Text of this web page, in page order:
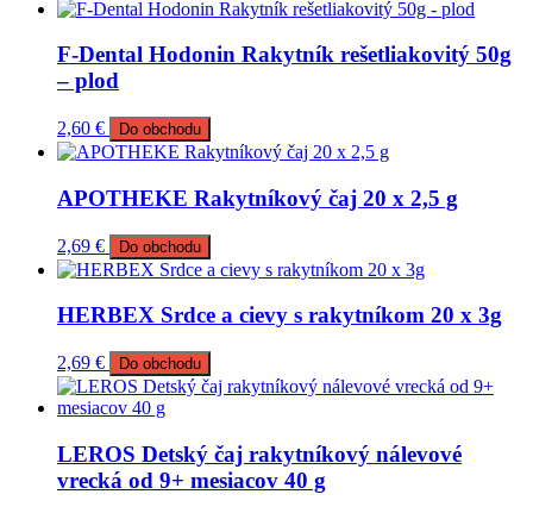
F-Dental Hodonin Rakytník rešetliakovitý 50g
– plod
2,60 € Do obchodu
APOTHEKE Rakytníkový čaj 20 x 2,5 g
2,69 € Do obchodu
HERBEX Srdce a cievy s rakytníkom 20 x 3g
2,69 € Do obchodu
LEROS Detský čaj rakytníkový nálevové
vrecká od 9+ mesiacov 40 g